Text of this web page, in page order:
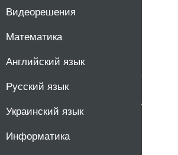
Видеорешения
Математика
Английский язык
Русский язык
Украинский язык
Информатика
2
3
4